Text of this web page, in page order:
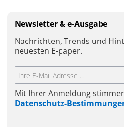
Newsletter & e-Ausgabe
Nachrichten, Trends und
neuesten E-paper.
Mit Ihrer Anmeldung
Datenschutz-